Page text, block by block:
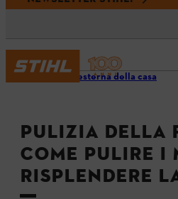
Pulizia esterna della casa
PULIZIA DELLA
COME PULIRE I
RISPLENDERE